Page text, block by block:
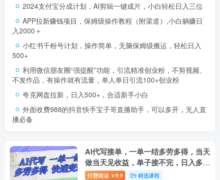
2024支付宝分成计划，AI剪辑一键成片，小白轻松日入三位
APP拉新赚钱项目，保姆级操作教程（附渠道）,小白躺赚日
入2000＋
小红书千粉号计划，操作简单，无脑保姆级搬运，轻松日入
500+
利用微信朋友圈“强提醒”功能，引流精准创业粉，不剪视频、
不发作品，有操作就有流量，单人单日引流100+创业粉
夸克网盘拉新，日入500+，合适新手小白
外面收费988的抖音快手宝子哥直播助手，可以多开，无人直
播必备
AI代写接单，一单一结多劳多得，当天
做当天见收益，单子接不完，日入多张
【揭秘】
付费阅读 ￥9.9 精选课程